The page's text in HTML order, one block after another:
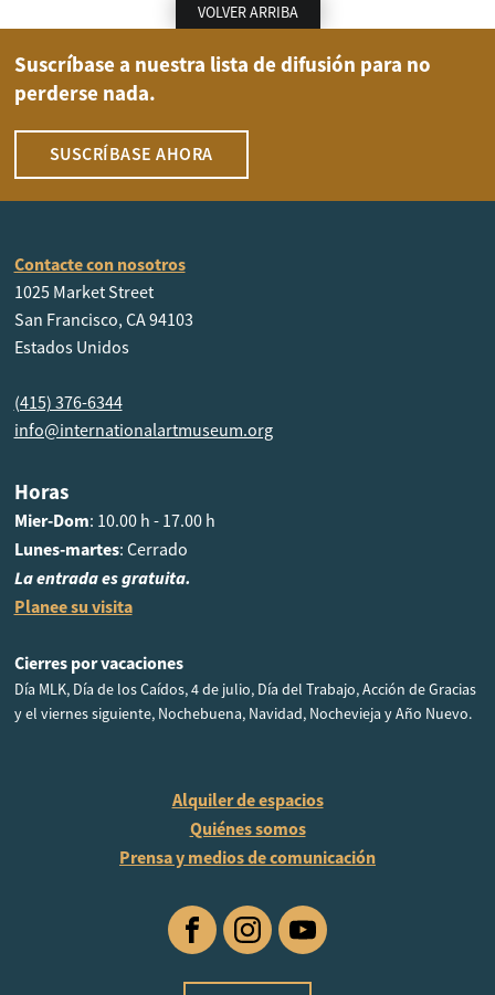
VOLVER ARRIBA
Suscríbase a nuestra lista de difusión para no
perderse nada.
SUSCRÍBASE AHORA
Contacte con nosotros
1025 Market Street
San Francisco, CA 94103
Estados Unidos
(415) 376-6344
info@internationalartmuseum.org
Horas
Mier-Dom: 10.00 h - 17.00 h
Lunes-martes: Cerrado
La entrada es gratuita.
Planee su visita
Cierres por vacaciones
Día MLK, Día de los Caídos, 4 de julio, Día del Trabajo, Acción de Gracias
y el viernes siguiente, Nochebuena, Navidad, Nochevieja y Año Nuevo.
Alquiler de espacios
Quiénes somos
Prensa y medios de comunicación
FacebookInstagramYouTube